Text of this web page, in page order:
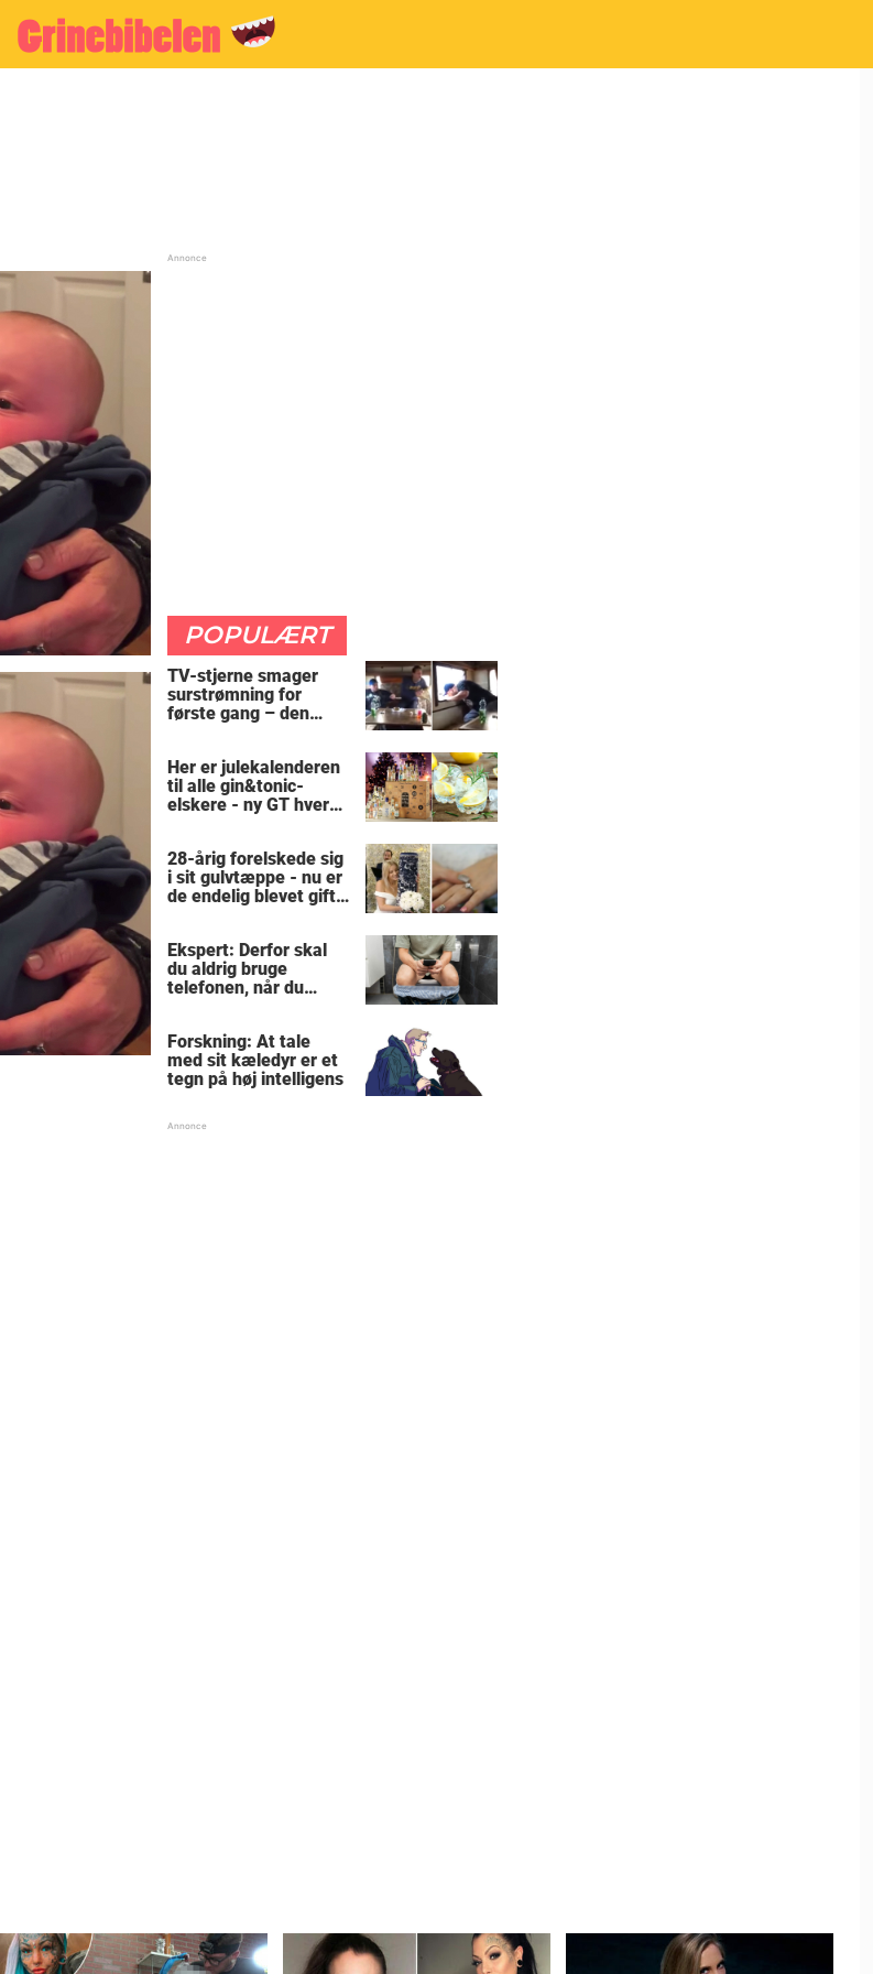
POPULÆRT
TV-stjerne smager
surstrømning for
første gang – den
skrige af grin
Her er julekalenderen
til alle gin&tonic-
elskere - ny GT hver
28-årig forelskede sig
i sit gulvtæppe - nu er
de endelig blevet gift:
Ekspert: Derfor skal
du aldrig bruge
telefonen, når du
Forskning: At tale
med sit kæledyr er et
tegn på høj intelligens